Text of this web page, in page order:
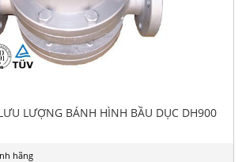
LƯỢNG BÁNH HÌNH BẦU DỤC DH900
hãng